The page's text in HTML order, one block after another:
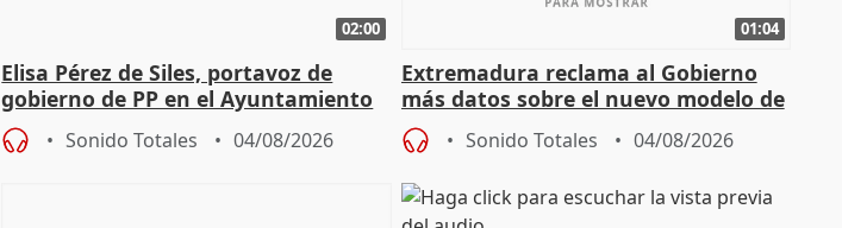
02:00
Elisa Pérez de Siles, portavoz de
gobierno de PP en el Ayuntamiento
de Málaga, deja la política
Sonido Totales 04/08/2026
01:04
Extremadura reclama al Gobierno
más datos sobre el nuevo modelo de
financiación
Sonido Totales 04/08/2026